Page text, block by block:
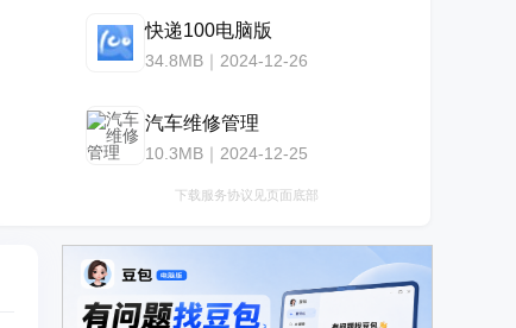
快递100电脑版
34.8MB｜2024-12-26
汽车维修管理
10.3MB｜2024-12-25
下载服务协议见页面底部